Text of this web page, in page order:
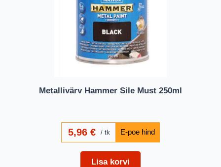
Metallivärv Hammer Sile Must 250ml
5,96€ tk
Lisa korvi